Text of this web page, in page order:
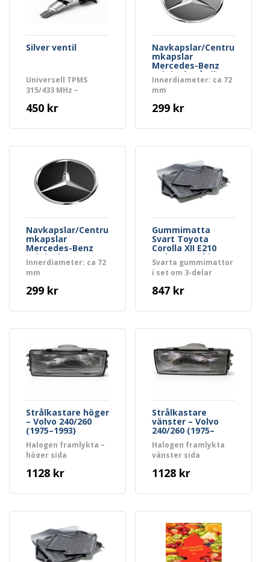
Silver ventil
Universell TPMS
315/433 MHz –
batteri)
450 kr
Navkapslar/Centru
mkapslar
Mercedes-Benz
Original grå silver
Innerdiameter: ca 72
mm
299 kr
Navkapslar/Centru
mkapslar
Mercedes-Benz
Original Svart
Chrome
Innerdiameter: ca 72
mm
299 kr
Gummimatta
Svart Toyota
Corolla XII E210
Sedan, Kombi
Hybrid 2024->
Svarta gummimattor
i set om 3-delar
847 kr
Strålkastare höger
– Volvo 240/260
(1975–1993)
Halogen framlykta –
höger sida
1128 kr
Strålkastare
vänster – Volvo
240/260 (1975–
1993)
Halogen framlykta
vänster sida
1128 kr